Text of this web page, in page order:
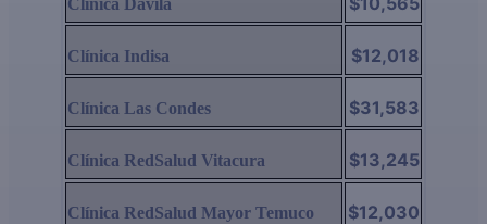
Clínica Indisa $12,018
Clínica Las Condes $31,583
Clínica RedSalud Vitacura $13,245
Clínica RedSalud Mayor Temuco $12,030